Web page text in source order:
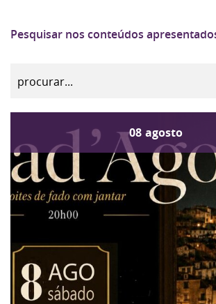
Pesquisar nos conteúdos
08 agosto